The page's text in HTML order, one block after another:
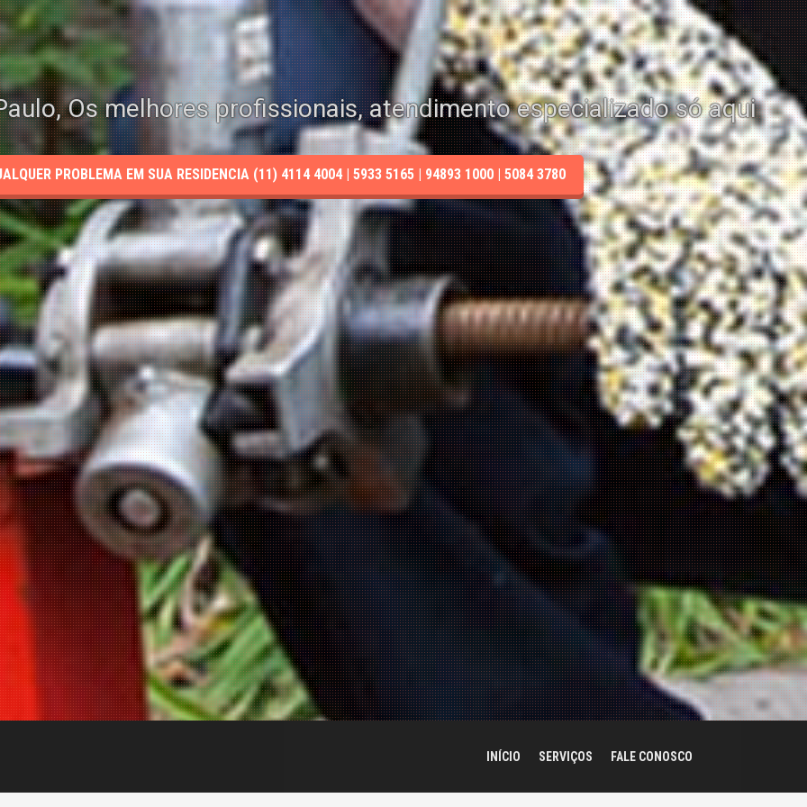
Os melhores profissionais, atendimento especializado só aqui
PROBLEMA EM SUA RESIDENCIA (11) 4114 4004 | 5933 5165 | 94893 1000 | 5084 3780
INÍCIO SERVIÇOS FALE CONOSCO